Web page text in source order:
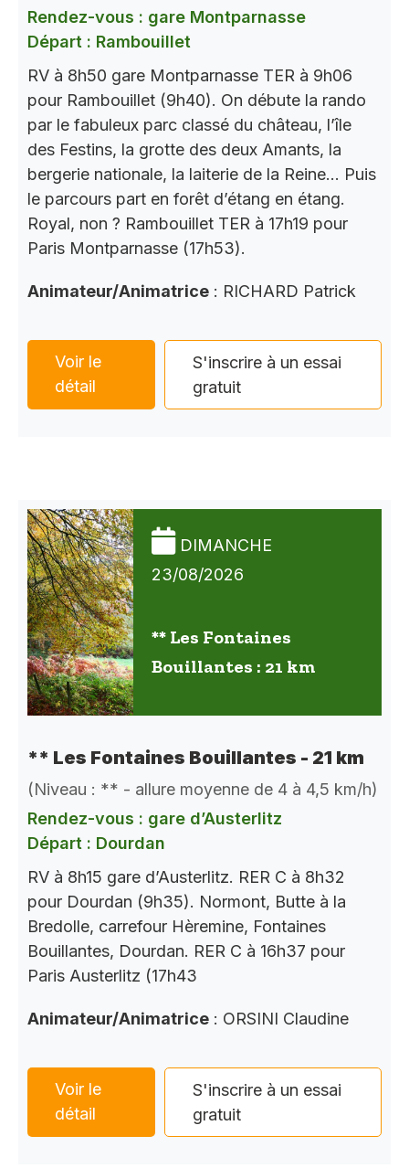
Rendez-vous : gare Montparnasse
Départ : Rambouillet
RV à 8h50 gare Montparnasse TER à 9h06
pour Rambouillet (9h40). On débute la rando
par le fabuleux parc classé du château, l’île
des Festins, la grotte des deux Amants, la
bergerie nationale, la laiterie de la Reine… Puis
le parcours part en forêt d’étang en étang.
Royal, non ? Rambouillet TER à 17h19 pour
Paris Montparnasse (17h53).
Animateur/Animatrice : RICHARD Patrick
Voir le
détail
S'inscrire à un essai
gratuit
DIMANCHE
23/08/2026
** Les Fontaines
Bouillantes : 21 km
** Les Fontaines Bouillantes - 21 km
(Niveau : ** - allure moyenne de 4 à 4,5 km/h)
Rendez-vous : gare d’Austerlitz
Départ : Dourdan
RV à 8h15 gare d’Austerlitz. RER C à 8h32
pour Dourdan (9h35). Normont, Butte à la
Bredolle, carrefour Hèremine, Fontaines
Bouillantes, Dourdan. RER C à 16h37 pour
Paris Austerlitz (17h43
Animateur/Animatrice : ORSINI Claudine
Voir le
détail
S'inscrire à un essai
gratuit